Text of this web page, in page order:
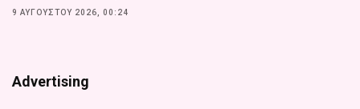
9 ΑΥΓΟΎΣΤΟΥ 2026, 00:24
Advertising